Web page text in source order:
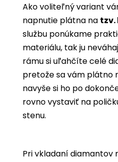
Ako voliteľný variant
napnutie plátna na tzv.
službu ponúkame
materiálu, tak ju
rámu si uľahčíte celé
pretože sa vám plátno
navyše si ho po
rovno vystaviť na
stenu.
Pri vkladaní diamantov